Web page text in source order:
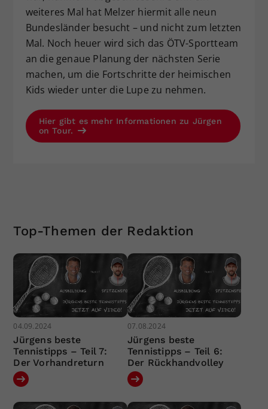
weiteres Mal hat Melzer hiermit alle neun
Bundesländer besucht – und nicht zum letzten
Mal. Noch heuer wird sich das ÖTV-Sportteam
an die genaue Planung der nächsten Serie
machen, um die Fortschritte der heimischen
Kids wieder unter die Lupe zu nehmen.
Hier gibt es mehr Informationen zu Jürgen
on Tour.
Top-Themen der Redaktion
04.09.2024
Jürgens beste
Tennistipps – Teil 7:
Der Vorhandreturn
07.08.2024
Jürgens beste
Tennistipps – Teil 6:
Der Rückhandvolley